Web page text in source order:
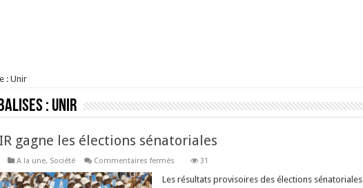
:Unir
: Unir
gagne les élections sénatoriales
A la une, Société Commentaires ferméssur
:
31
Les résultats provisoires des élections sénatoriales